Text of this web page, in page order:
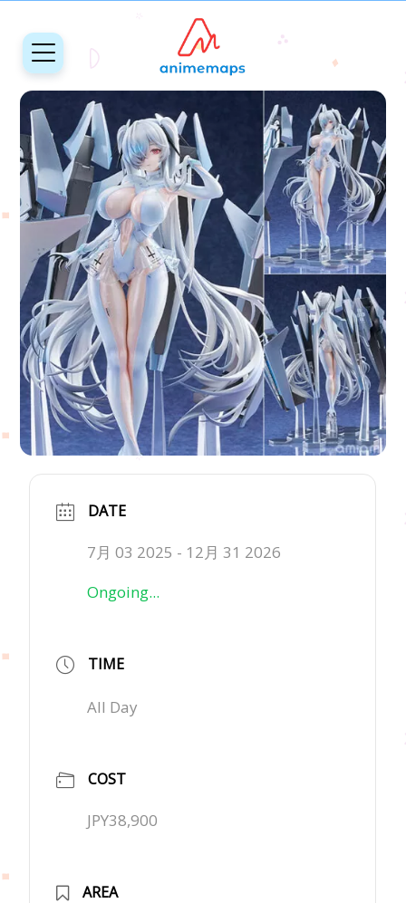
DATE
7月 03 2025 - 12月 31 2026
Ongoing...
TIME
All Day
COST
JPY38,900
AREA